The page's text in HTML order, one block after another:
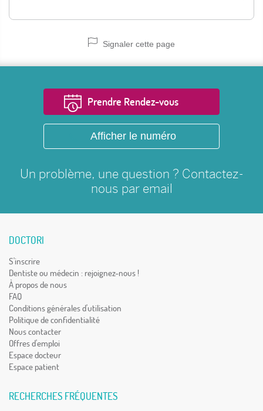
Signaler cette page
Prendre Rendez-vous
Afficher le numéro
Un problème, une question ? Contactez-
nous par email
DOCTORI
S'inscrire
Dentiste ou médecin : rejoignez-nous !
À propos de nous
FAQ
Conditions générales d'utilisation
Politique de confidentialité
Nous contacter
Offres d'emploi
Espace docteur
Espace patient
RECHERCHES FRÉQUENTES